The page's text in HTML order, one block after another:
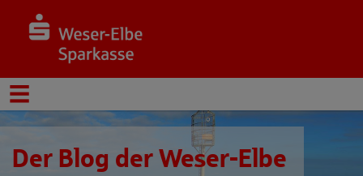
Der Blog der Weser-Elbe